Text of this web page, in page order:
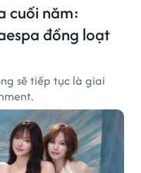
cuối năm:
đồng loạt
sẽ tiếp tục là giai